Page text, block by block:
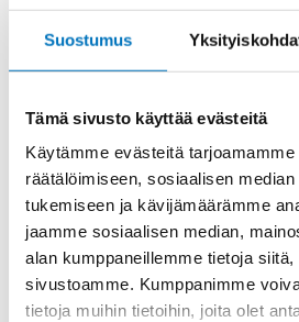
Suostumus
Tämä sivusto käyttää evästeitä
Käytämme evästeitä
räätälöimiseen, sosiaalisen
tukemiseen ja kävijämäärämme
jaamme sosiaalisen median,
alan kumppaneillemme tietoja
sivustoamme. Kumppanimme
tietoja muihin tietoihin, joita olet
Tai lähetä sähköpostia
myynti@kaapelicenter.fi
Saman kaapelin eri versiot
Ketjukaapeli
C-PUR UL/CSA